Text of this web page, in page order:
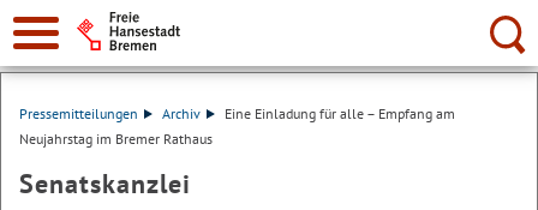
Suche:
Pressemitteilungen Archiv
Eine Einladung für alle – Empfang am
Neujahrstag im Bremer Rathaus
Senatskanzlei